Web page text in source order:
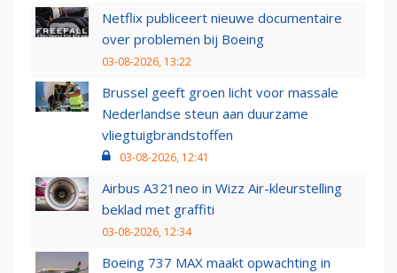
Netflix publiceert nieuwe documentaire
over problemen bij Boeing
03-08-2026, 13:22
Brussel geeft groen licht voor massale
Nederlandse steun aan duurzame
vliegtuigbrandstoffen
03-08-2026, 12:41
Airbus A321neo in Wizz Air-kleurstelling
beklad met graffiti
03-08-2026, 12:34
Boeing 737 MAX maakt opwachting in